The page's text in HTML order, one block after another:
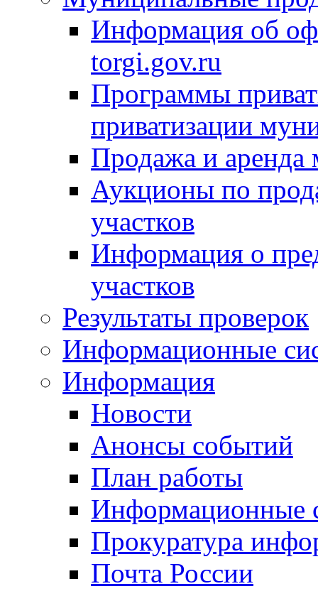
Информация об
torgi.gov.ru
Программы
приватизации
Продажа и аренда
Аукционы по
участков
Информация о
участков
Результаты проверок
Информационные
Информация
Новости
Анонсы событий
План работы
Информационные
Прокуратура
Почта России